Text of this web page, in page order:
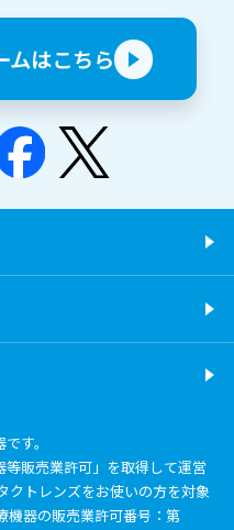
ムはこちら
す。
販売業許可」を取得して運営
クトレンズをお使いの方を対象
機器の販売業許可番号：第